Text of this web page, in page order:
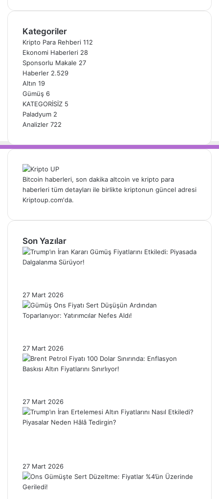
Kategoriler
Kripto Para Rehberi 112
Ekonomi Haberleri 28
Sponsorlu Makale 27
Haberler 2.529
Altın 19
Gümüş 6
KATEGORİSİZ 5
Paladyum 2
Analizler 722
Bitcoin haberleri, son dakika altcoin ve kripto para
haberleri tüm detayları ile birlikte kriptonun güncel adresi
Kriptoup.com'da.
Son Yazılar
27 Mart 2026
27 Mart 2026
27 Mart 2026
27 Mart 2026